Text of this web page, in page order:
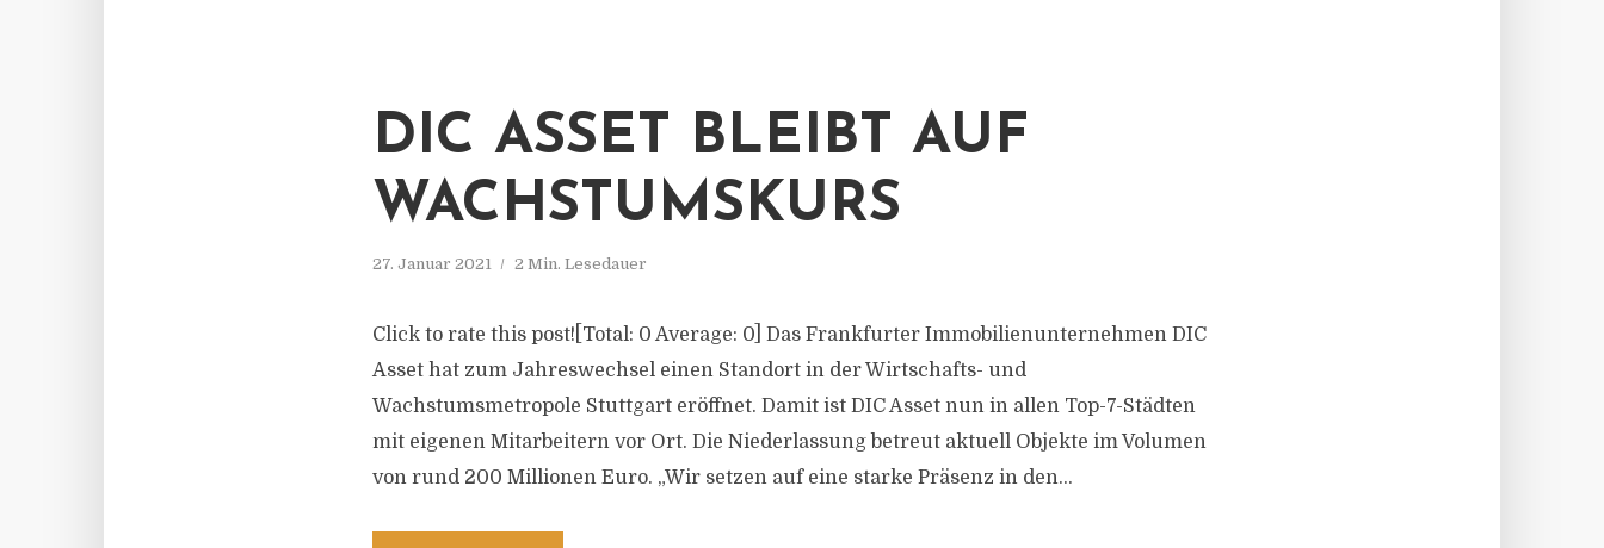
DIC ASSET BLEIBT AUF
WACHSTUMSKURS
27. Januar 2021 2 Min. Lesedauer
Click to rate this post![Total: 0 Average: 0] Das Frankfurter Immobilienunternehmen DIC
Asset hat zum Jahreswechsel einen Standort in der Wirtschafts- und
Wachstumsmetropole Stuttgart eröffnet. Damit ist DIC Asset nun in allen Top-7-Städten
mit eigenen Mitarbeitern vor Ort. Die Niederlassung betreut aktuell Objekte im Volumen
von rund 200 Millionen Euro. „Wir setzen auf eine starke Präsenz in den...